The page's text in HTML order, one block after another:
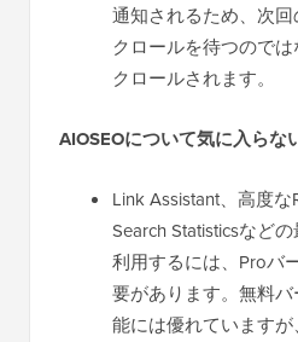
通知されるため、次
クロールを待つので
クロールされます。
AIOSEOについて気に入らな
Link Assistant、高度な
Search Statisticsなど
利用するには、Proバ
要があります。無料
能には優れています